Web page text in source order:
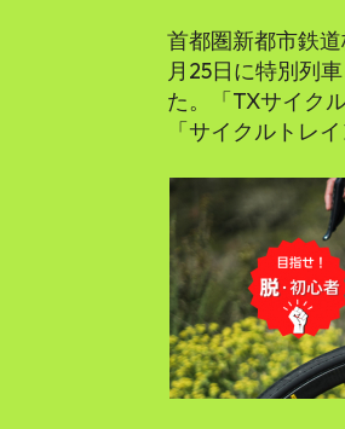
首都圏新都市鉄
月25日に特別列
た。「TXサイク
「サイクルトレ